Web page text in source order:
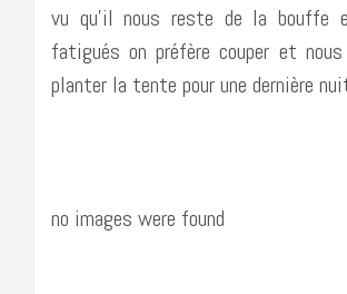
vu qu’il nous reste de la bouffe
fatigués on préfère couper et nous
planter la tente pour une dernière
no images were found